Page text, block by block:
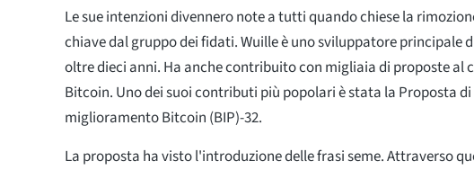
Le sue intenzioni divennero note a tutti quando chiese la
chiave dal gruppo dei fidati. Wuille è uno sviluppatore principale
oltre dieci anni. Ha anche contribuito con migliaia di proposte al
Bitcoin. Uno dei suoi contributi più popolari è stata la Proposta di
miglioramento Bitcoin (BIP)-32.
La proposta ha visto l'introduzione delle frasi seme. Attraverso